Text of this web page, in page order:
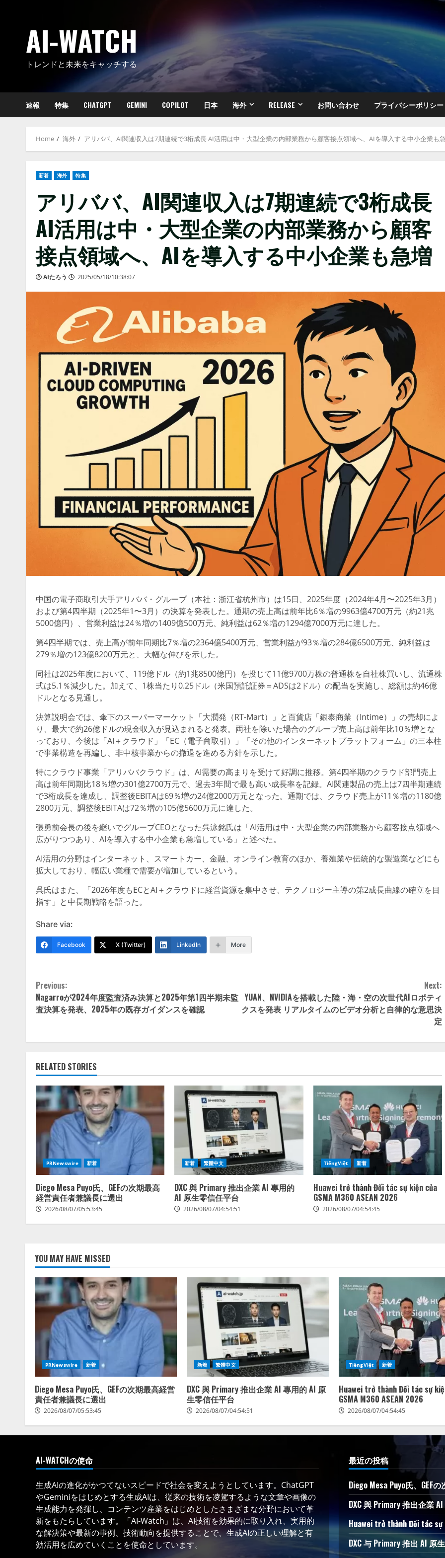
AI-WATCH
トレンドと未来をキャッチする
速報 特集 CHATGPT GEMINI COPILOT 日本 海外 RELEASE お問い合わせ プライバシーポリシー
Home 海外 アリババ、AI関連収入は7期連続で3桁成長 AI活用は中・大型企業の内部業務から顧客接点領域へ、AIを導入する中小企業も
新着 海外 特集
アリババ、AI関連収入は7期連続で3桁成長
AI活用は中・大型企業の内部業務から顧客
接点領域へ、AIを導入する中小企業も急増
AIたろう 2025/05/18/10:38:07
中国の電子商取引大手アリババ・グループ（本社：浙江省杭州市）は15日、2025年度（2024年4月〜2025年3月）
および第4四半期（2025年1〜3月）の決算を発表した。通期の売上高は前年比6％増の9963億4700万元（約21兆
5000億円）、営業利益は24％増の1409億500万元、純利益は62％増の1294億7000万元に達した。
第4四半期では、売上高が前年同期比7％増の2364億5400万元、営業利益が93％増の284億6500万元、純利益は
279％増の123億8200万元と、大幅な伸びを示した。
同社は2025年度において、119億ドル（約1兆8500億円）を投じて11億9700万株の普通株を自社株買いし、流通株
式は5.1％減少した。加えて、1株当たり0.25ドル（米国預託証券＝ADSは2ドル）の配当を実施し、総額は約46億
ドルとなる見通し。
決算説明会では、傘下のスーパーマーケット「大潤発（RT-Mart）」と百貨店「銀泰商業（Intime）」の売却によ
り、最大で約26億ドルの現金収入が見込まれると発表。両社を除いた場合のグループ売上高は前年比10％増とな
っており、今後は「AI＋クラウド」「EC（電子商取引）」「その他のインターネットプラットフォーム」の三本柱
で事業構造を再編し、非中核事業からの撤退を進める方針を示した。
特にクラウド事業「アリババクラウド」は、AI需要の高まりを受けて好調に推移。第4四半期のクラウド部門売上
高は前年同期比18％増の301億2700万元で、過去3年間で最も高い成長率を記録。AI関連製品の売上は7四半期連続
で3桁成長を達成し、調整後EBITAは69％増の24億2000万元となった。通期では、クラウド売上が11％増の1180億
2800万元、調整後EBITAは72％増の105億5600万元に達した。
張勇前会長の後を継いでグループCEOとなった呉泳銘氏は「AI活用は中・大型企業の内部業務から顧客接点領域へ
広がりつつあり、AIを導入する中小企業も急増している」と述べた。
AI活用の分野はインターネット、スマートカー、金融、オンライン教育のほか、養殖業や伝統的な製造業などにも
拡大しており、幅広い業種で需要が増加しているという。
呉氏はまた、「2026年度もECとAI＋クラウドに経営資源を集中させ、テクノロジー主導の第2成長曲線の確立を目
指す」と中長期戦略を語った。
Share via:
Facebook X (Twitter) LinkedIn More
Continue
Reading
Previous:
Nagarroが2024年度監査済み決算と2025年第1四半期未監
査決算を発表、2025年の既存ガイダンスを確認
Next:
YUAN、NVIDIAを搭載した陸・海・空の次世代AIロボティ
クスを発表 リアルタイムのビデオ分析と自律的な意思決
定
RELATED STORIES
PRNewswire 新着
Diego Mesa Puyo氏、GEFの次期最高
経営責任者兼議長に選出
2026/08/07/05:53:45
新着 繁體中文
DXC 與 Primary 推出企業 AI 專用的
AI 原生零信任平台
2026/08/07/04:54:51
TiếngViệt 新着
Huawei trở thành Đối tác sự kiện của
GSMA M360 ASEAN 2026
2026/08/07/04:54:45
YOU MAY HAVE MISSED
PRNewswire 新着
Diego Mesa Puyo氏、GEFの次期最高経営
責任者兼議長に選出
2026/08/07/05:53:45
新着 繁體中文
DXC 與 Primary 推出企業 AI 專用的 AI 原
生零信任平台
2026/08/07/04:54:51
TiếngViệt 新着
Huawei trở thành Đối tác sự
GSMA M360 ASEAN 2026
2026/08/07/04:54:45
AI-WATCHの使命
生成AIの進化がかつてないスピードで社会を変えようとしています。ChatGPT
やGeminiをはじめとする生成AIは、従来の技術を凌駕するような文章や画像の
生成能力を発揮し、コンテンツ産業をはじめとしたさまざまな分野において革
新をもたらしています。「AI-Watch」は、AI技術を効果的に取り入れ、実用的
な解決策や最新の事例、技術動向を提供することで、生成AIの正しい理解と有
効活用を広めていくことを使命としています。
最近の投稿
Diego Mesa Puyo氏、GEF
DXC 與 Primary 推出企業
Huawei trở thành Đối tác sự
DXC 与 Primary 推出 AI 原